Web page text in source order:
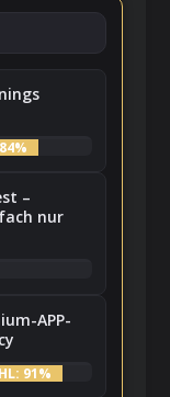
–
nur
APP-
91%